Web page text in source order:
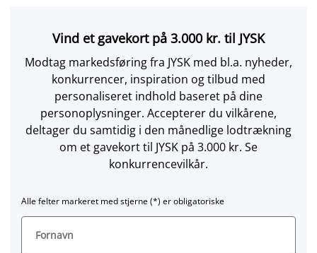
Vind et gavekort på 3.000 kr. til JYSK
Modtag markedsføring fra JYSK med bl.a. nyheder,
konkurrencer, inspiration og tilbud med
personaliseret indhold baseret på dine
personoplysninger. Accepterer du vilkårene,
deltager du samtidig i den månedlige lodtrækning
om et gavekort til JYSK på 3.000 kr. Se
konkurrencevilkår.
Alle felter markeret med stjerne (*) er obligatoriske
Fornavn